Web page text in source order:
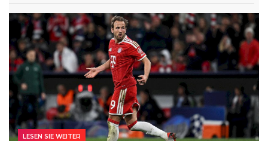
LESEN SIE WEITER